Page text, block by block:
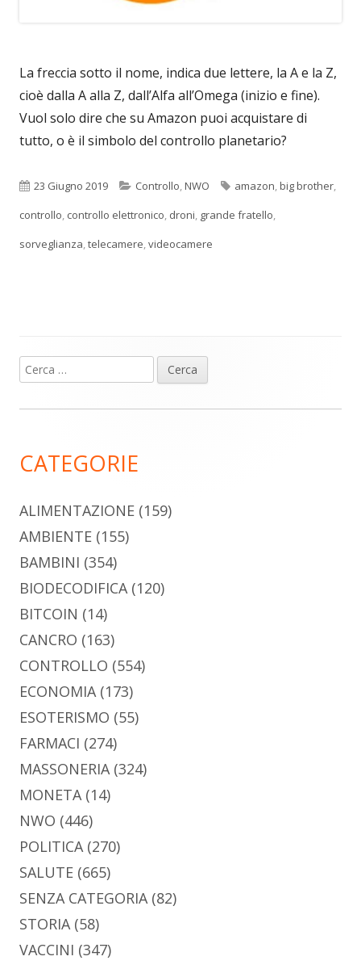
La freccia sotto il nome, indica due lettere, la A e la Z,
cioè dalla A alla Z, dall’Alfa all’Omega (inizio e fine).
Vuol solo dire che su Amazon puoi acquistare di
tutto, o è il simbolo del controllo planetario?
Pubblicato
23 Giugno 2019 Categorie
Controllo,NWO Tag
amazon,big brother,
controllo, controllo elettronico, droni, grande fratello,
sorveglianza,telecamere,videocamere
Barra
laterale
Ricerca
per:
CATEGORIE
ALIMENTAZIONE (159)
AMBIENTE (155)
BAMBINI (354)
BIODECODIFICA (120)
BITCOIN (14)
CANCRO (163)
CONTROLLO (554)
ECONOMIA (173)
ESOTERISMO (55)
FARMACI (274)
MASSONERIA (324)
MONETA (14)
NWO (446)
POLITICA (270)
SALUTE (665)
SENZA CATEGORIA (82)
STORIA (58)
VACCINI (347)